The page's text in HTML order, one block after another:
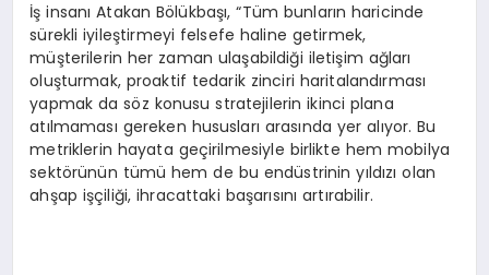
İş insanı Atakan Bölükbaşı, “Tüm bunların haricinde
sürekli iyileştirmeyi felsefe haline getirmek,
müşterilerin her zaman ulaşabildiği iletişim ağları
oluşturmak, proaktif tedarik zinciri haritalandırması
yapmak da söz konusu stratejilerin ikinci plana
atılmaması gereken hususları arasında yer alıyor. Bu
metriklerin hayata geçirilmesiyle birlikte hem mobilya
sektörünün tümü hem de bu endüstrinin yıldızı olan
ahşap işçiliği, ihracattaki başarısını artırabilir.